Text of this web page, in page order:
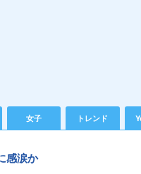
女子 トレンド
感涙か